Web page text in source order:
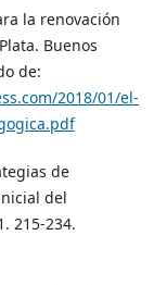
la renovación
Buenos
de:
2018/01/el-
de
del
215-234.